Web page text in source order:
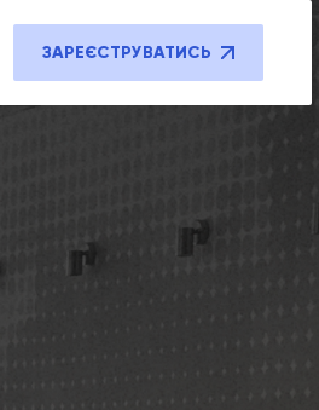
ЗАРЕЄСТРУВАТИСЬ